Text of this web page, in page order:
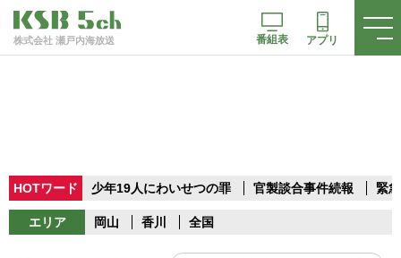
株式会社 瀬戸内海放送 番組表 アプリ
HOTワード 少年19人にわいせつの罪 官製談合事件続報 緊
エリア 岡山 香川 全国